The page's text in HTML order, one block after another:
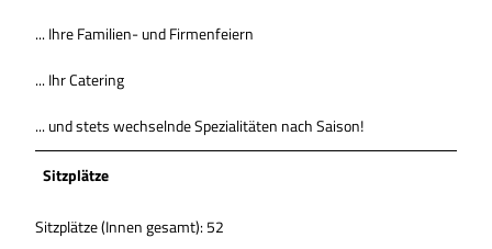
... Ihre Familien- und Firmenfeiern
... Ihr Catering
... und stets wechselnde Spezialitäten nach Saison!
Sitzplätze
Sitzplätze (Innen gesamt): 52